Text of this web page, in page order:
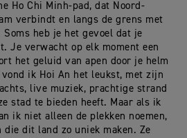
Ho Chi Minh-pad, dat Noord-
verbindt en langs de grens met
Soms heb je het gevoel dat je
Je verwacht op elk moment een
het geluid van apen door je helm
ik Hoi An het leukst, met zijn
live muziek, prachtige strand
stad te bieden heeft. Maar als ik
ik niet alleen de plekken noemen,
dit land zo uniek maken. Ze